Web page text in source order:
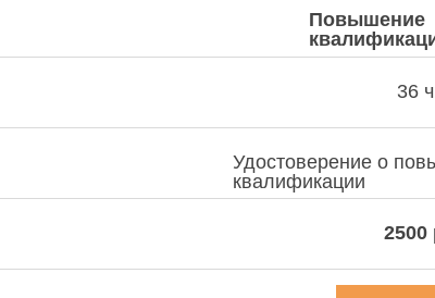
Повышение
Удостоверение о
квалификации
36
2500